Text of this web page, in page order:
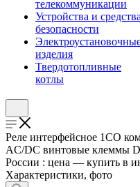
телекоммуникации
Устройства и средства
безопасности
изделия
Твердотопливные
котлы
Реле интерфейсное 1CO
AC/DC винтовые клеммы
России : цена — купить в
Характеристики, фото